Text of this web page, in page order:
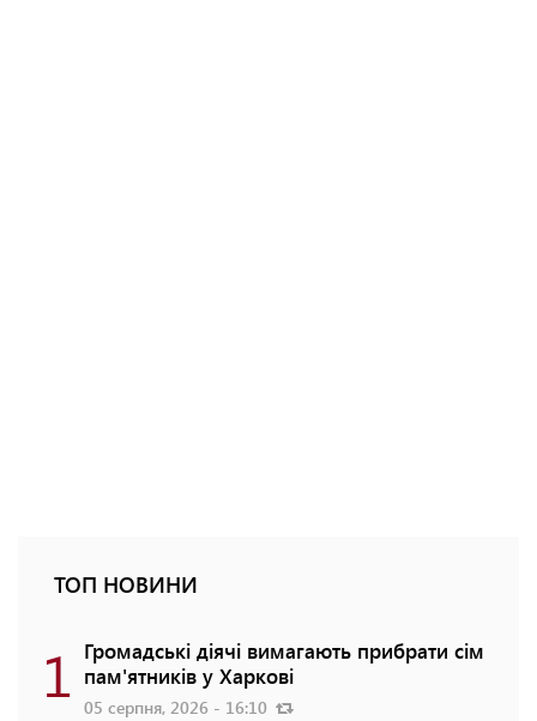
ТОП НОВИНИ
1 Громадські діячі вимагають прибрати сім
пам'ятників у Харкові
05 серпня, 2026 - 16:10